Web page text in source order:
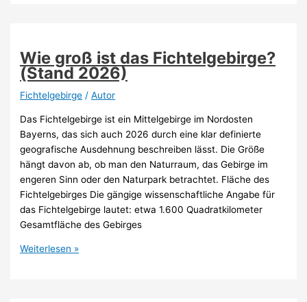
Fichtelgebirge?
(Stand
2026)
Wie groß ist das Fichtelgebirge?
(Stand 2026)
Fichtelgebirge /Autor
Das Fichtelgebirge ist ein Mittelgebirge im Nordosten
Bayerns, das sich auch 2026 durch eine klar definierte
geografische Ausdehnung beschreiben lässt. Die Größe
hängt davon ab, ob man den Naturraum, das Gebirge im
engeren Sinn oder den Naturpark betrachtet. Fläche des
Fichtelgebirges Die gängige wissenschaftliche Angabe für
das Fichtelgebirge lautet: etwa 1.600 Quadratkilometer
Gesamtfläche des Gebirges
Wie
Weiterlesen »